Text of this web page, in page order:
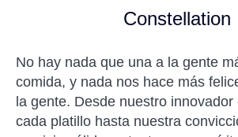
Constellation
No hay nada que una a la gente
comida, y nada nos hace más
la gente. Desde nuestro
cada platillo hasta nuestra